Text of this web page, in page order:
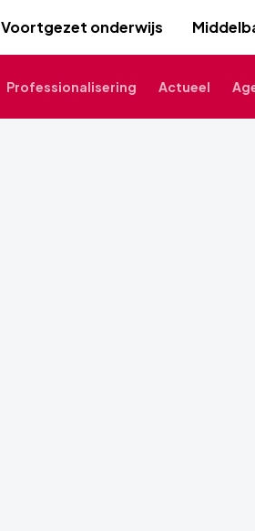
Voortgezet onderwijs
Professionalisering Actueel